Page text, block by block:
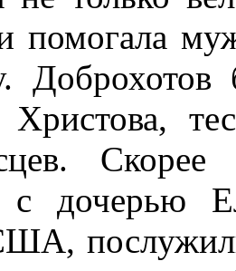
помогала
Христова,
с дочерью